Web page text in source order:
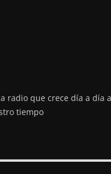
radio que crece día a día
tiempo